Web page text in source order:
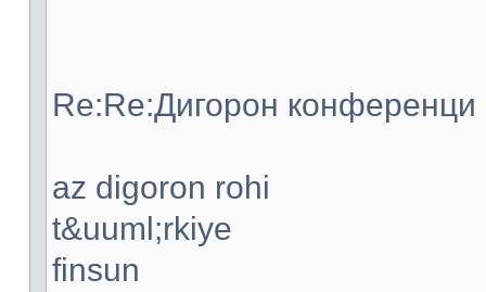
Re:Re:Дигорон
az digoron rohi
t&uuml;rkiye
finsun